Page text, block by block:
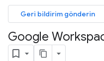
Geri bildirim gönderin
Google